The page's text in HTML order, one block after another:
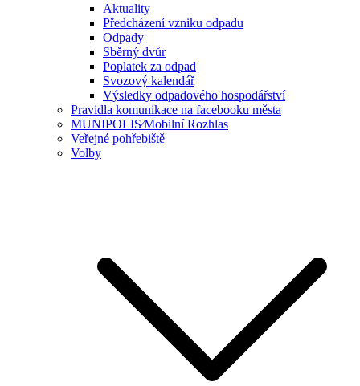
Aktuality
Předcházení vzniku odpadu
Odpady
Sběrný dvůr
Poplatek za odpad
Svozový kalendář
Výsledky odpadového hospodářství
Pravidla komunikace na facebooku města
MUNIPOLIS⁄Mobilní Rozhlas
Veřejné pohřebiště
Volby